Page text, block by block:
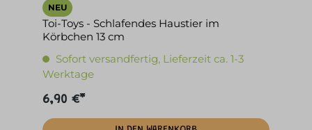
NEU
Toi-Toys - Schlafendes Haustier im
Körbchen 13 cm
Sofort versandfertig, Lieferzeit ca. 1-3
Werktage
6,90 €*